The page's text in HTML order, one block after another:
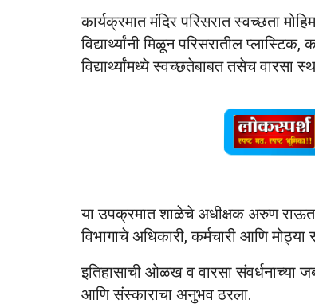
कार्यक्रमात मंदिर परिसरात स्वच्छता
विद्यार्थ्यांनी मिळून परिसरातील
विद्यार्थ्यांमध्ये स्वच्छतेबाबत तसेच
या उपक्रमात शाळेचे अधीक्षक अरुण राऊत,
विभागाचे अधिकारी, कर्मचारी आणि मोठ्या
इतिहासाची ओळख व वारसा संवर्धनाच्या
आणि संस्काराचा अनुभव ठरला.